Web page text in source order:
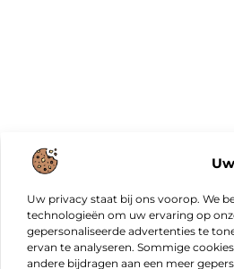
Uw privacy staat bij ons voorop. We
technologieën om uw ervaring op
gepersonaliseerde advertenties te
ervan te analyseren. Sommige
andere bijdragen aan een meer